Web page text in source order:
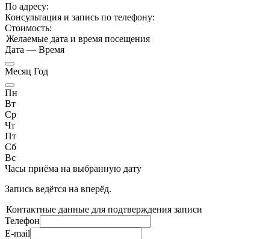
По адресу:
Консультация и запись по телефону:
Стоимость:
Желаемые дата и время посещения
Дата — Время
Месяц Год
Пн
Вт
Ср
Чт
Пт
Сб
Вс
Часы приёма на выбранную дату
Запись ведётся на вперёд.
Контактные данные для подтверждения записи
Телефон
E-mail